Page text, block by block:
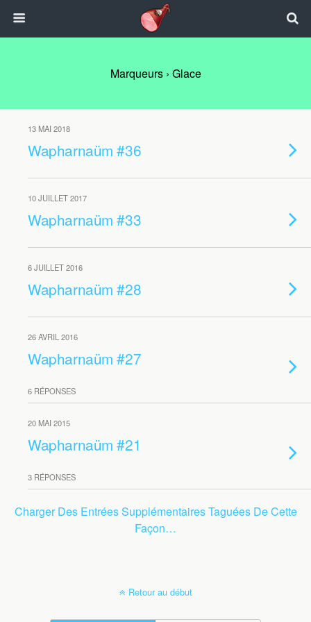
Marqueurs › Glace
13 MAI 2018
Wapharnaüm #36
10 JUILLET 2017
Wapharnaüm #33
6 JUILLET 2016
Wapharnaüm #28
26 AVRIL 2016
Wapharnaüm #27
6 RÉPONSES
20 MAI 2015
Wapharnaüm #21
3 RÉPONSES
Charger Des Entrées Supplémentaires Taguées De Cette
Façon…
Retour au début